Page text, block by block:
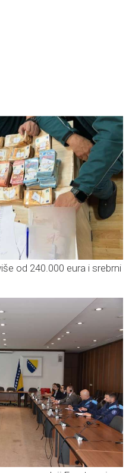
od 240.000 eura i srebrni